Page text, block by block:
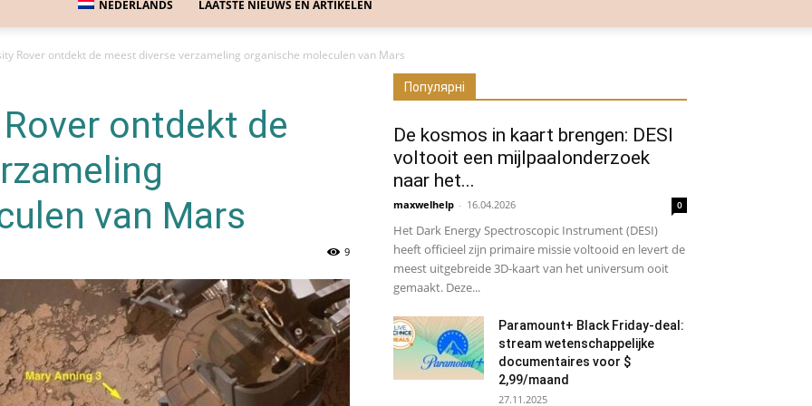
NEDERLANDS LAATSTE NIEUWS EN ARTIKELEN
Rover ontdekt de meest diverse verzameling organische moleculen van Mars
ontdekt de
van Mars
9
Популярні
De kosmos in kaart brengen: DESI
voltooit een mijlpaalonderzoek
naar het...
maxwelhelp - 16.04.2026 0
Het Dark Energy Spectroscopic Instrument (DESI)
heeft officieel zijn primaire missie voltooid en levert de
meest uitgebreide 3D-kaart van het universum ooit
gemaakt. Deze...
Paramount+ Black Friday-deal:
stream wetenschappelijke
documentaires voor $
2,99/maand
27.11.2025